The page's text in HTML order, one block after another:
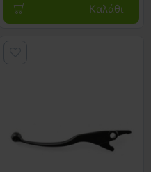
Καλάθι